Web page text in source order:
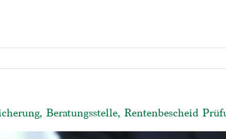
Beratungsstelle, Rentenbescheid